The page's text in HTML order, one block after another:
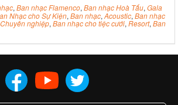
, Ban nhạc Flamenco, Ban nhạc Hoà Tấu, Gala
Nhạc cho Sự Kiện, Ban nhạc, Acoustic, Ban nhạc
nghiệp, Ban nhạc cho tiệc cưới, Resort, Ban